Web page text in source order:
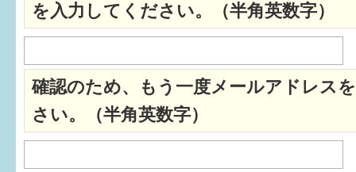
を入力してください。（半角英数字）
確認のため、もう一度メールアドレス
さい。（半角英数字）
ワンポイント英会話
ソーシャルメディア
すまいるサポート行事案内